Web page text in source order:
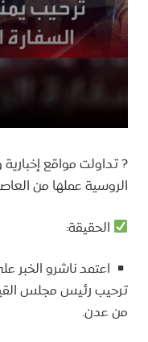
? تداولت مواقع
الروسية عملها من
الحقيقة:
اعتمد ناشرو الخبر
ترحيب رئيس مجلس
من عدن.